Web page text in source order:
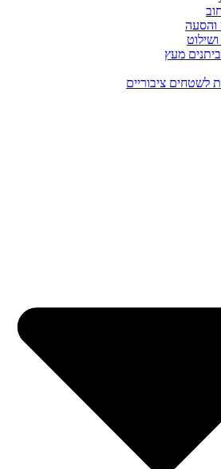
מעץ
לשטחים ציבוריים